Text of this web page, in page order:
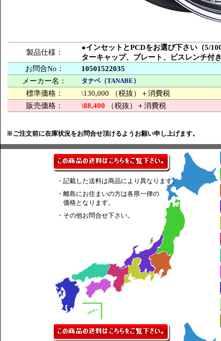
製品仕様：
●インセットとPCDをお選び下さい（5/
ターキャップ、プレート、ビスレンチ付
お問合No：
10501522035
メーカー名：
タナベ（TANABE）
標準価格：
\130,000 （税抜）＋消費税
販売価格：
\88,400 （税抜）＋消費税
※ご注文前に在庫状況をお問合せ頂けるようお願い申し上げます。
・記載した送料は商品により異なります。
・離島にお住まいの方は各県一律の
価格となります。
・その他お問合せ下さい。